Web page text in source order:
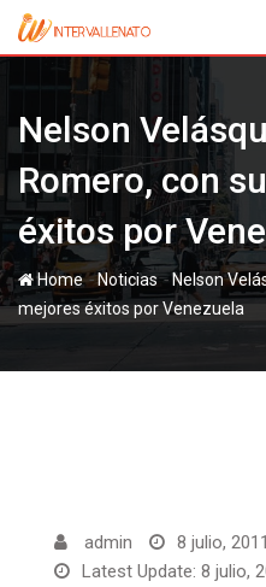
Skip
Nelson
Romero, con
éxitos por
Home-Noticias-Nelson
mejores éxitos por Venezuela
admin
8 julio, 2011
Latest Update: 8 julio,